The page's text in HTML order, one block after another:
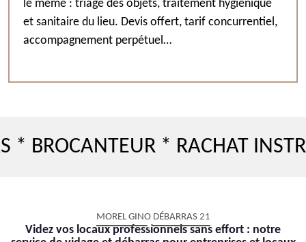
le même : triage des objets, traitement hygiénique
et sanitaire du lieu. Devis offert, tarif concurrentiel,
accompagnement perpétuel…
* RACHAT
MOREL GINO DÉBARRAS 21
Videz vos locaux professionnels sans effort : notre